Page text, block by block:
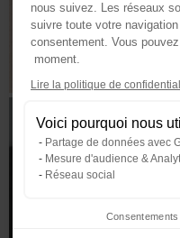
nous suivez. Les réseaux
suivre toute votre
consentement. Vous
moment.
Lire la politique de
Voici pourquoi nous
Partage de données avec
Mesure d'audience &
Réseau social